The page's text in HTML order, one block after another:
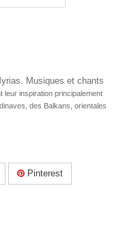
Musiques et chants
leur inspiration principalement
des Balkans, orientales
Pinterest